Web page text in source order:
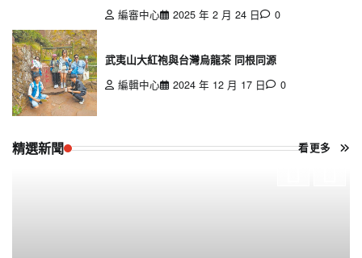
編審中心
2025 年 2 月 24 日 0
武夷山大紅袍與台灣烏龍茶 同根同源
編輯中心
2024 年 12 月 17 日 0
精選新聞 看更多